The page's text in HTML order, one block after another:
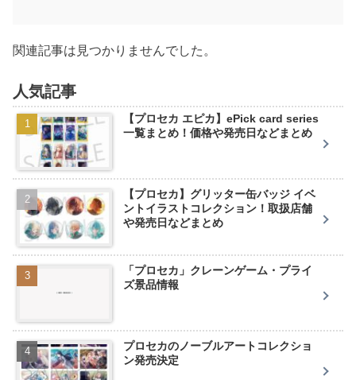
関連記事は見つかりませんでした。
人気記事
【プロセカ エピカ】ePick card series
一覧まとめ！価格や発売日などまとめ
【プロセカ】グリッター缶バッジ イベ
ントイラストコレクション！取扱店舗
や発売日などまとめ
「プロセカ」クレーンゲーム・プライ
ズ景品情報
プロセカのノーブルアートコレクショ
ン発売決定